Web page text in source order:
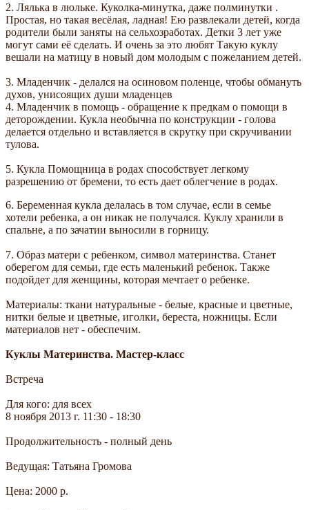
2. Лялька в люльке. Куколка-минутка, даже полминутки .
Простая, но такая весёлая, ладная! Ею развлекали детей, когда
родители были заняты на сельхозработах. Детки 3 лет уже
могут сами её сделать. И очень за это любят Такую куклу
вешали на матицу в новый дом молодым с пожеланием детей.
3. Младенчик - делался на осиновом поленце, чтобы обмануть
духов, унисоящих души младенцев
4. Младенчик в помощь - обращение к предкам о помощи в
деторождении. Кукла необычна по конструкции - голова
делается отдельно и вставляется в скрутку при скручивании
тулова.
5. Кукла Помощница в родах способствует легкому
разрешению от бремени, то есть дает облегчение в родах.
6. Беременная кукла делалась в том случае, если в семье
хотели ребенка, а он никак не получался. Куклу хранили в
спальне, а по зачатии выносили в горницу.
7. Образ матери с ребенком, символ материнства. Станет
оберегом для семьи, где есть маленький ребенок. Также
подойдет для женщины, которая мечтает о ребенке.
Материалы: ткани натуральные - белые, красные и цветные,
нитки белые и цветные, иголки, береста, ножницы. Если
материалов нет - обеспечим.
Куклы Материнства. Мастер-класс
Встреча
Для кого: для всех
8 ноября 2013 г. 11:30 - 18:30
Продолжительность - полный день
Ведущая: Татьяна Громова
Цена: 2000 р.